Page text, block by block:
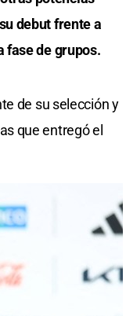
debut frente a
fase de grupos.
de su selección y
que entregó el